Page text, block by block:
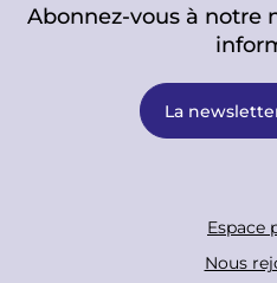
Abonnez-vous à notre
La
Espace
Nous